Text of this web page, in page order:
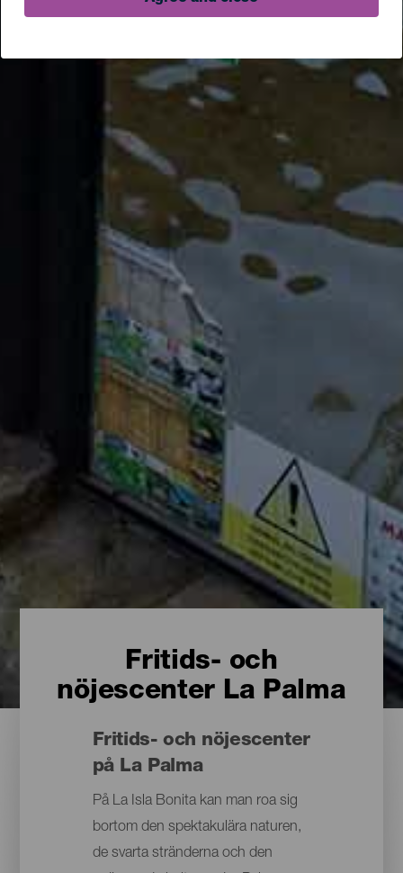
Fritids- och
nöjescenter La Palma
Fritids- och nöjescenter
på La Palma
På La Isla Bonita kan man roa sig
bortom den spektakulära naturen,
de svarta stränderna och den